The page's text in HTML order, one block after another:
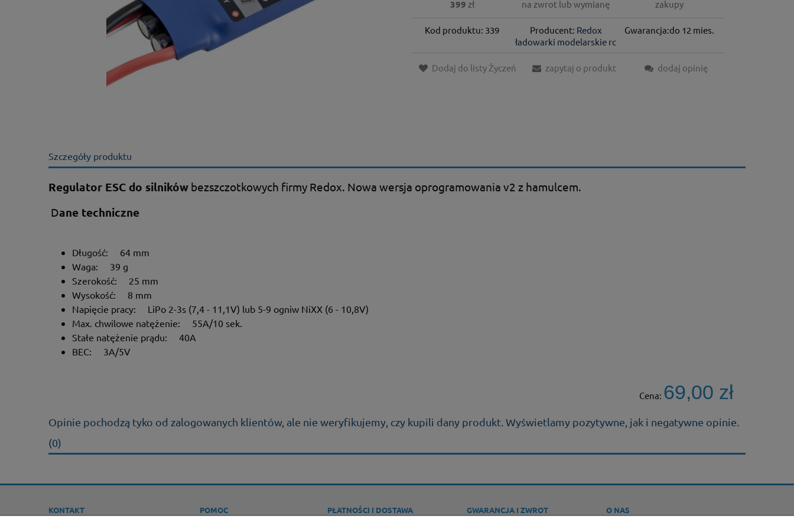
399 zł na zwrot lub wymianę
zakupy
Kod produktu: 339 Producent: Redox
ładowarki modelarskie rc
Gwarancja:do 12 mies.
Dodaj do listy Życzeń zapytaj o produkt dodaj opinię
Szczegóły produktu
Regulator ESC do silników bezszczotkowych firmy Redox. Nowa wersja oprogramowania v2 z hamulcem.
Dane techniczne
Długość: 64 mm
Waga: 39 g
Szerokość: 25 mm
Wysokość: 8 mm
Napięcie pracy: LiPo 2-3s (7,4 - 11,1V) lub 5-9 ogniw NiXX (6 - 10,8V)
Max. chwilowe natężenie: 55A/10 sek.
Stałe natężenie prądu: 40A
BEC: 3A/5V
Cena: 69,00 zł
Opinie pochodzą tyko od zalogowanych klientów, ale nie weryfikujemy, czy kupili dany produkt. Wyświetlamy pozytywne, jak i negatywne opinie.
(0)
KONTAKT POMOC PŁATNOŚCI I DOSTAWA GWARANCJA I ZWROT O NAS